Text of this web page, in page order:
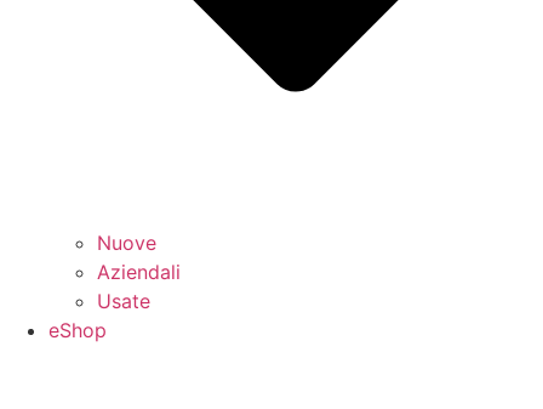
Nuove
Aziendali
Usate
eShop